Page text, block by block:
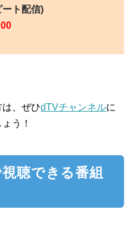
ト配信)
、ぜひdTVチャンネルに
う！
聴できる番組